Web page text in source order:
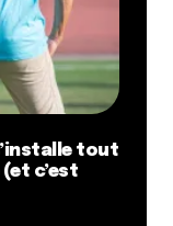
tout
c’est